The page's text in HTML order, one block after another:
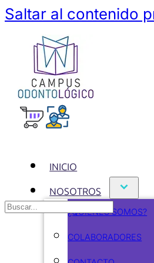
Saltar al contenido
INICIO
NOSOTROS
¿QUIÉNES SOMOS?
COLABORADORES
Buscar